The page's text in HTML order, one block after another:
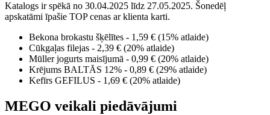
Katalogs ir spēkā no 30.04.2025 līdz 27.05.2025. Šonedēļ
apskatāmi īpašie TOP cenas ar klienta karti.
Bekona brokastu šķēlītes - 1,59 € (15% atlaide)
Cūkgaļas filejas - 2,39 € (20% atlaide)
Mūller jogurts maisījumā - 0,99 € (20% atlaide)
Krējums BALTĀS 12% - 0,89 € (29% atlaide)
Kefīrs GEFILUS - 1,69 € (20% atlaide)
MEGO veikali piedāvājumi